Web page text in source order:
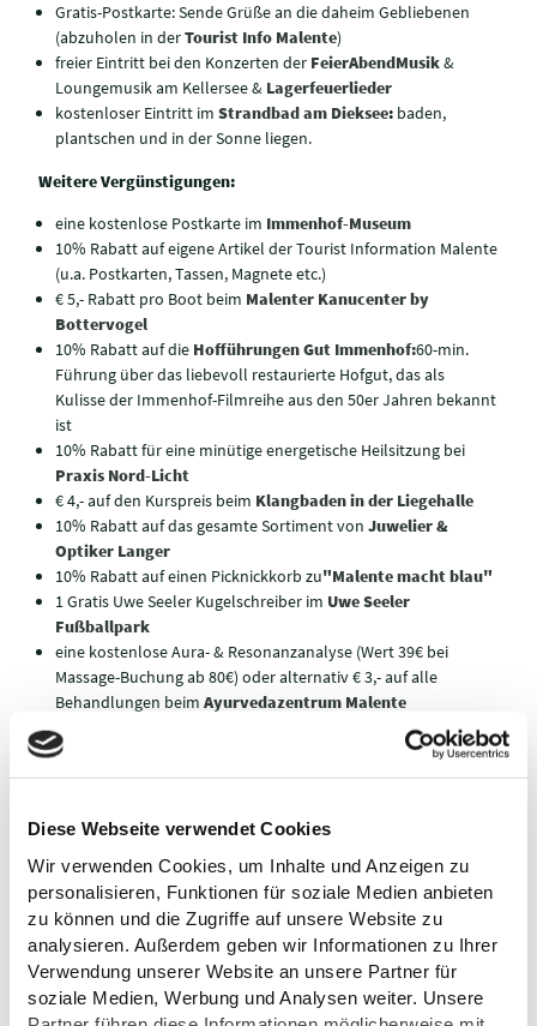
Diese Webseite verwendet Cookies
Wir verwenden Cookies, um Inhalte und Anzeigen zu
personalisieren, Funktionen für soziale Medien anbieten
zu können und die Zugriffe auf unsere Website zu
analysieren. Außerdem geben wir Informationen zu Ihrer
Verwendung unserer Website an unsere Partner für
soziale Medien, Werbung und Analysen weiter. Unsere
Gratis-Postkarte: Sende Grüße an die daheim Gebliebenen
(abzuholen in derTourist Info Malente)
freier Eintritt bei den Konzerten der FeierAbendMusik&
Loungemusik am Kellersee & Lagerfeuerlieder
kostenloser Eintritt imStrandbad am Dieksee: baden,
plantschen und in der Sonne liegen.
Weitere Vergünstigungen:
eine kostenlose Postkarte im Immenhof-Museum
10% Rabatt auf eigene Artikel der Tourist Information Malente
(u.a. Postkarten, Tassen, Magnete etc.)
€ 5,- Rabatt pro Boot beim Malenter Kanucenter by
Bottervogel
10% Rabatt auf die Hofführungen Gut Immenhof:60-min.
Führung über das liebevoll restaurierte Hofgut, das als
Kulisse der Immenhof-Filmreihe aus den 50er Jahren bekannt
ist
10% Rabatt für eine minütige energetische Heilsitzung bei
Praxis Nord-Licht
€ 4,- auf den Kurspreis beim Klangbaden in der Liegehalle
10% Rabatt auf das gesamte Sortiment vonJuwelier &
Optiker Langer
10% Rabatt auf einen Picknickkorb zu"Malente macht blau"
1 Gratis Uwe Seeler Kugelschreiber im Uwe Seeler
Fußballpark
eine kostenlose Aura- & Resonanzanalyse (Wert 39€ bei
Massage-Buchung ab 80€) oder alternativ € 3,- auf alle
Behandlungen beimAyurvedazentrum Malente
Günstig unterwegs:
€ 1,- Rabatt für die Rundfahrtkarte, € 2,- Rabatt auf
€ 2,- Rabatt auf den Normalpreis bei der
Holsteinische Schweizab Malente
ALLE VORTEILE ENTLANG DER
OSTSEEKÜSTE
Eine geballte Ladung Freizeitspaß steckt in der ostseecard: